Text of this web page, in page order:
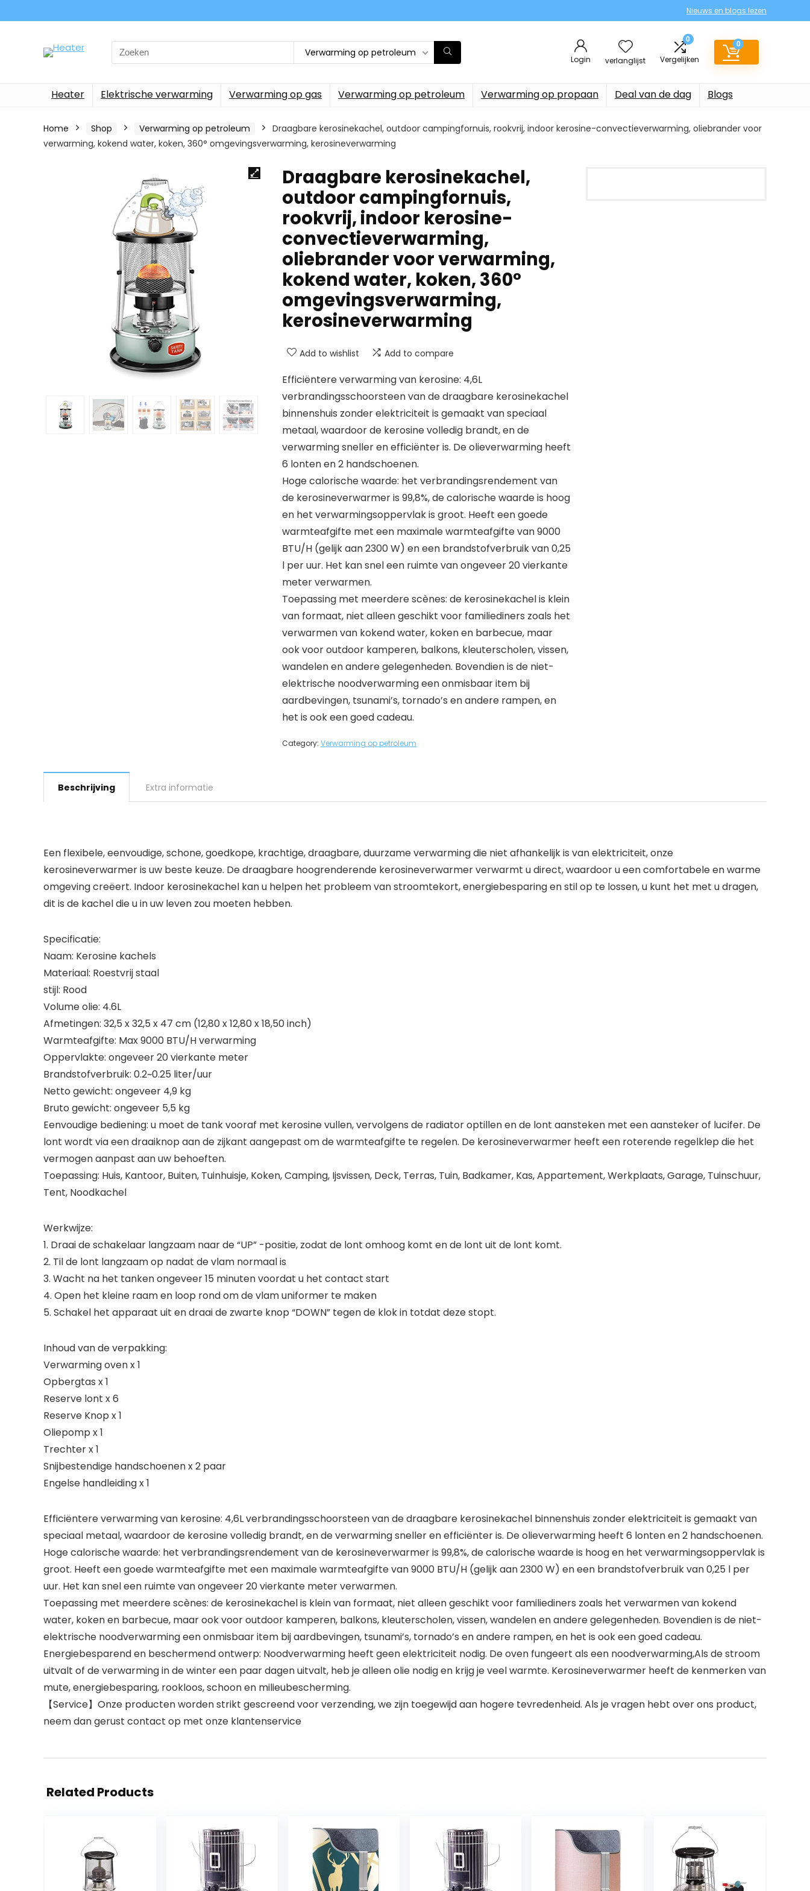
Nieuws en blogs lezen
Search
for:
Verwarming op petroleum
Login verlanglijst
0
Vergelijken
0
Heater Elektrische verwarming Verwarming op gas Verwarming op petroleum Verwarming op propaan Deal van de dag Blogs
Home Shop Verwarming op petroleum
Draagbare kerosinekachel, outdoor campingfornuis, rookvrij, indoor kerosine-convectieverwarming, oliebrander voor
verwarming, kokend water, koken, 360° omgevingsverwarming, kerosineverwarming
Draagbare kerosinekachel,
outdoor campingfornuis,
rookvrij, indoor kerosine-
convectieverwarming,
oliebrander voor verwarming,
kokend water, koken, 360°
omgevingsverwarming,
kerosineverwarming
Add to wishlist Add to compare
Efficiëntere verwarming van kerosine: 4,6L
verbrandingsschoorsteen van de draagbare kerosinekachel
binnenshuis zonder elektriciteit is gemaakt van speciaal
metaal, waardoor de kerosine volledig brandt, en de
verwarming sneller en efficiënter is. De olieverwarming heeft
6 lonten en 2 handschoenen.
Hoge calorische waarde: het verbrandingsrendement van
de kerosineverwarmer is 99,8%, de calorische waarde is hoog
en het verwarmingsoppervlak is groot. Heeft een goede
warmteafgifte met een maximale warmteafgifte van 9000
BTU/H (gelijk aan 2300 W) en een brandstofverbruik van 0,25
l per uur. Het kan snel een ruimte van ongeveer 20 vierkante
meter verwarmen.
Toepassing met meerdere scènes: de kerosinekachel is klein
van formaat, niet alleen geschikt voor familiediners zoals het
verwarmen van kokend water, koken en barbecue, maar
ook voor outdoor kamperen, balkons, kleuterscholen, vissen,
wandelen en andere gelegenheden. Bovendien is de niet-
elektrische noodverwarming een onmisbaar item bij
aardbevingen, tsunami’s, tornado’s en andere rampen, en
het is ook een goed cadeau.
Category: Verwarming op petroleum
Beschrijving Extra informatie
Een flexibele, eenvoudige, schone, goedkope, krachtige, draagbare, duurzame verwarming die niet afhankelijk is van elektriciteit, onze
kerosineverwarmer is uw beste keuze. De draagbare hoogrenderende kerosineverwarmer verwarmt u direct, waardoor u een comfortabele en warme
omgeving creëert. Indoor kerosinekachel kan u helpen het probleem van stroomtekort, energiebesparing en stil op te lossen, u kunt het met u dragen,
dit is de kachel die u in uw leven zou moeten hebben.
Specificatie:
Naam: Kerosine kachels
Materiaal: Roestvrij staal
stijl: Rood
Volume olie: 4.6L
Afmetingen: 32,5 x 32,5 x 47 cm (12,80 x 12,80 x 18,50 inch)
Warmteafgifte: Max 9000 BTU/H verwarming
Oppervlakte: ongeveer 20 vierkante meter
Brandstofverbruik: 0.2~0.25 liter/uur
Netto gewicht: ongeveer 4,9 kg
Bruto gewicht: ongeveer 5,5 kg
Eenvoudige bediening: u moet de tank vooraf met kerosine vullen, vervolgens de radiator optillen en de lont aansteken met een aansteker of lucifer. De
lont wordt via een draaiknop aan de zijkant aangepast om de warmteafgifte te regelen. De kerosineverwarmer heeft een roterende regelklep die het
vermogen aanpast aan uw behoeften.
Toepassing: Huis, Kantoor, Buiten, Tuinhuisje, Koken, Camping, Ijsvissen, Deck, Terras, Tuin, Badkamer, Kas, Appartement, Werkplaats, Garage, Tuinschuur,
Tent, Noodkachel
Werkwijze:
1. Draai de schakelaar langzaam naar de “UP” -positie, zodat de lont omhoog komt en de lont uit de lont komt.
2. Til de lont langzaam op nadat de vlam normaal is
3. Wacht na het tanken ongeveer 15 minuten voordat u het contact start
4. Open het kleine raam en loop rond om de vlam uniformer te maken
5. Schakel het apparaat uit en draai de zwarte knop “DOWN” tegen de klok in totdat deze stopt.
Inhoud van de verpakking:
Verwarming oven x 1
Opbergtas x 1
Reserve lont x 6
Reserve Knop x 1
Oliepomp x 1
Trechter x 1
Snijbestendige handschoenen x 2 paar
Engelse handleiding x 1
Efficiëntere verwarming van kerosine: 4,6L verbrandingsschoorsteen van de draagbare kerosinekachel binnenshuis zonder elektriciteit is gemaakt van
speciaal metaal, waardoor de kerosine volledig brandt, en de verwarming sneller en efficiënter is. De olieverwarming heeft 6 lonten en 2 handschoenen.
Hoge calorische waarde: het verbrandingsrendement van de kerosineverwarmer is 99,8%, de calorische waarde is hoog en het verwarmingsoppervlak is
groot. Heeft een goede warmteafgifte met een maximale warmteafgifte van 9000 BTU/H (gelijk aan 2300 W) en een brandstofverbruik van 0,25 l per
uur. Het kan snel een ruimte van ongeveer 20 vierkante meter verwarmen.
Toepassing met meerdere scènes: de kerosinekachel is klein van formaat, niet alleen geschikt voor familiediners zoals het verwarmen van kokend
water, koken en barbecue, maar ook voor outdoor kamperen, balkons, kleuterscholen, vissen, wandelen en andere gelegenheden. Bovendien is de niet-
elektrische noodverwarming een onmisbaar item bij aardbevingen, tsunami’s, tornado’s en andere rampen, en het is ook een goed cadeau.
Energiebesparend en beschermend ontwerp: Noodverwarming heeft geen elektriciteit nodig. De oven fungeert als een noodverwarming,Als de stroom
uitvalt of de verwarming in de winter een paar dagen uitvalt, heb je alleen olie nodig en krijg je veel warmte. Kerosineverwarmer heeft de kenmerken van
mute, energiebesparing, rookloos, schoon en milieubescherming.
【Service】Onze producten worden strikt gescreend voor verzending, we zijn toegewijd aan hogere tevredenheid. Als je vragen hebt over ons product,
neem dan gerust contact op met onze klantenservice
Related Products